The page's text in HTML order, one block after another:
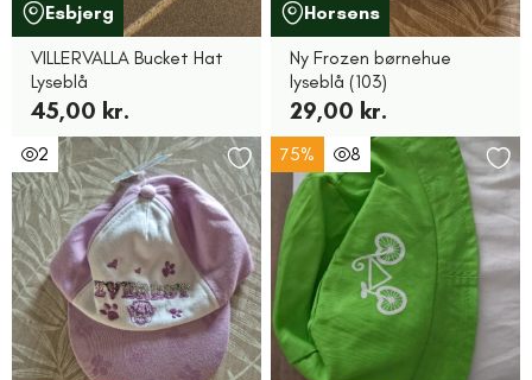
Esbjerg
VILLERVALLA Bucket Hat
Lyseblå
45,00 kr.
Horsens
Ny Frozen børnehue
lyseblå (103)
29,00 kr.
2 75% 8